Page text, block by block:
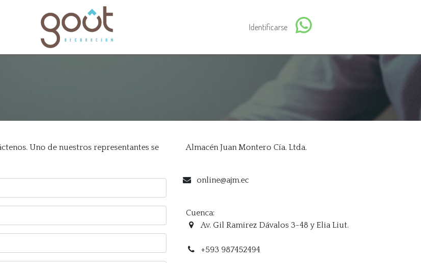
Identificarse
Uno de nuestros representantes se
Almacén Juan Montero Cía. Ltda.
online@ajm.ec
Cuenca:
Av. Gil Ramirez Dávalos 3-48 y Elia Liut.
+593 987452494